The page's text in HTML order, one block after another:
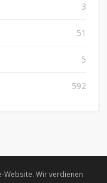
3
51
5
592
Wir verdienen